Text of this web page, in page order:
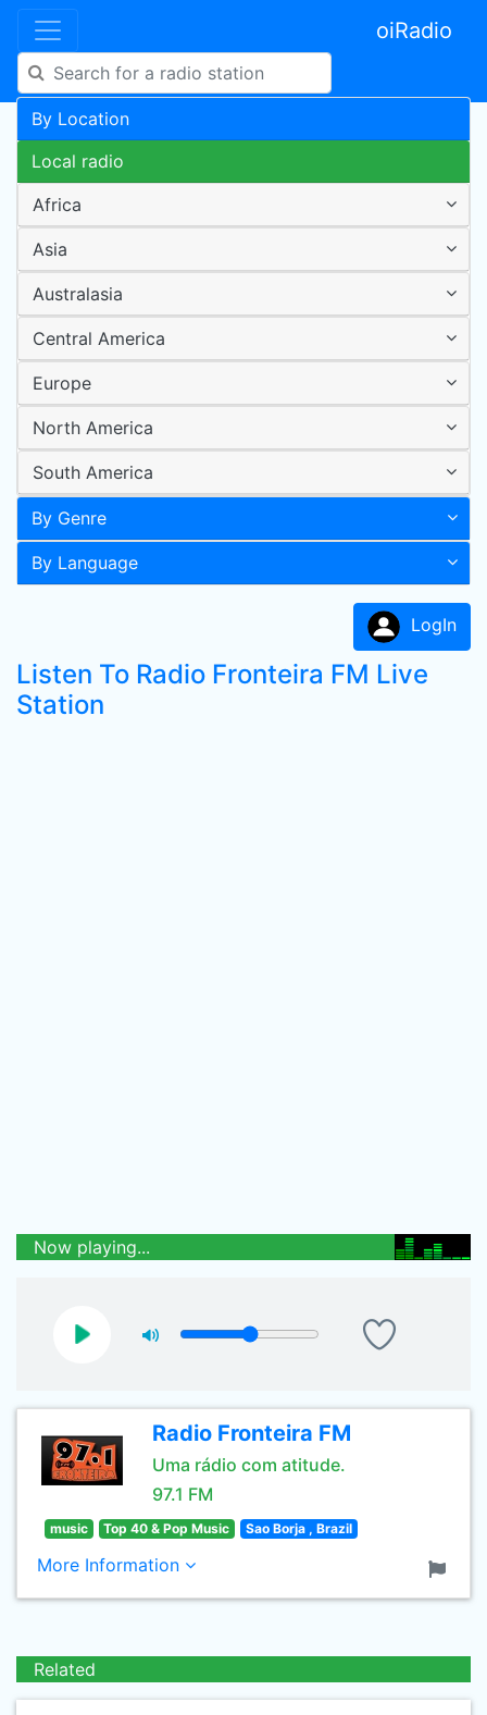
oiRadio
By Location
Local radio
Africa
Asia
Australasia
Central America
Europe
North America
South America
By Genre
By Language
LogIn
Listen To Radio Fronteira FM Live
Station
Now playing...
Radio Fronteira FM
Uma rádio com atitude.
97.1 FM
music Top 40 & Pop Music Sao Borja , Brazil
More Information
Related